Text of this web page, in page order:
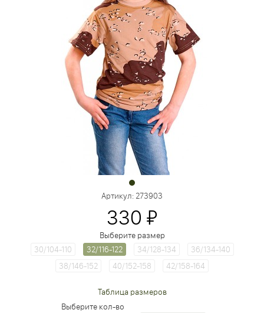
Артикул: 273903
330 ₽
Выберите размер
30/104-110
32/116-122 34/128-134
36/134-140
38/146-152
40/152-158 42/158-164
Таблица размеров
Выберите кол-во